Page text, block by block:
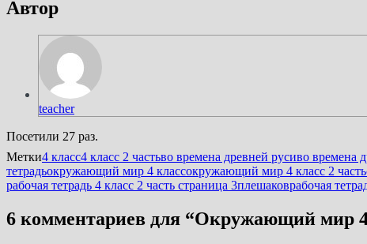
Автор
teacher
Посетили 27 раз.
Метки4 класс4 класс 2 частьво времена древней русиво времена
тетрадьокружающий мир 4 классокружающий мир 4 класс 2 часть
рабочая тетрадь 4 класс 2 часть страница 3плешаковрабочая
6 комментариев для “Окружающий мир 4